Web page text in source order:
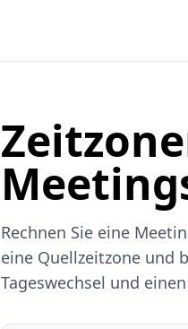
Rechnen Sie eine
eine Quellzeitzone und
Tageswechsel und